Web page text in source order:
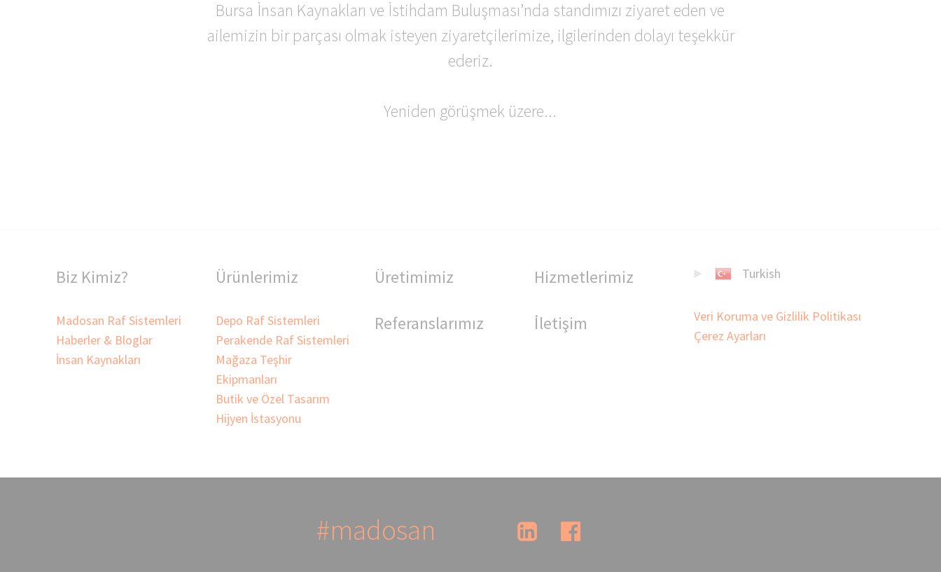
Bursa İnsan Kaynakları ve İstihdam Buluşması’nda standımızı ziyaret eden ve
ailemizin bir parçası olmak isteyen ziyaretçilerimize, ilgilerinden dolayı teşekkür
ederiz.
Yeniden görüşmek üzere...
Biz Kimiz?
Madosan Raf Sistemleri
Haberler & Bloglar
İnsan Kaynakları
Ürünlerimiz
Depo Raf Sistemleri
Perakende Raf Sistemleri
Mağaza Teşhir
Ekipmanları
Butik ve Özel Tasarım
Hijyen İstasyonu
Üretimimiz Hizmetlerimiz
Referanslarımız İletişim
Turkish
Veri Koruma ve Gizlilik Politikası
Çerez Ayarları
#madosan
Web sitemizin Çerez Ayarları sayfası aracılığıyla istediğiniz zaman ve
hemen geçerli olmak üzere onayınızı geri çekebilirsiniz.